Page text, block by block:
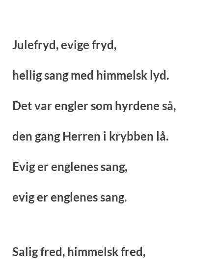
Julefryd, evige fryd,
hellig sang med himmelsk lyd.
Det var engler som hyrdene så,
den gang Herren i krybben lå.
Evig er englenes sang,
evig er englenes sang.
Salig fred, himmelsk fred,